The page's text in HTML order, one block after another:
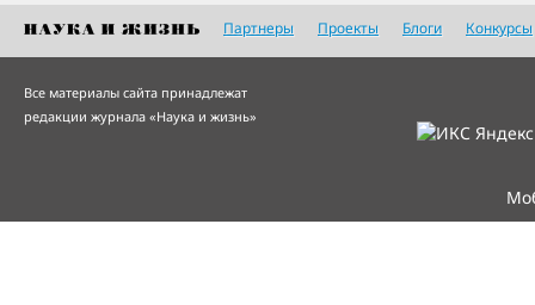
Партнеры Проекты Блоги Конкурсы
Все материалы сайта принадлежат
редакции журнала «Наука и жизнь»